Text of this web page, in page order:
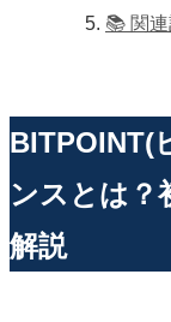
📚 関
BITPOINT(
ンスとは？
解説